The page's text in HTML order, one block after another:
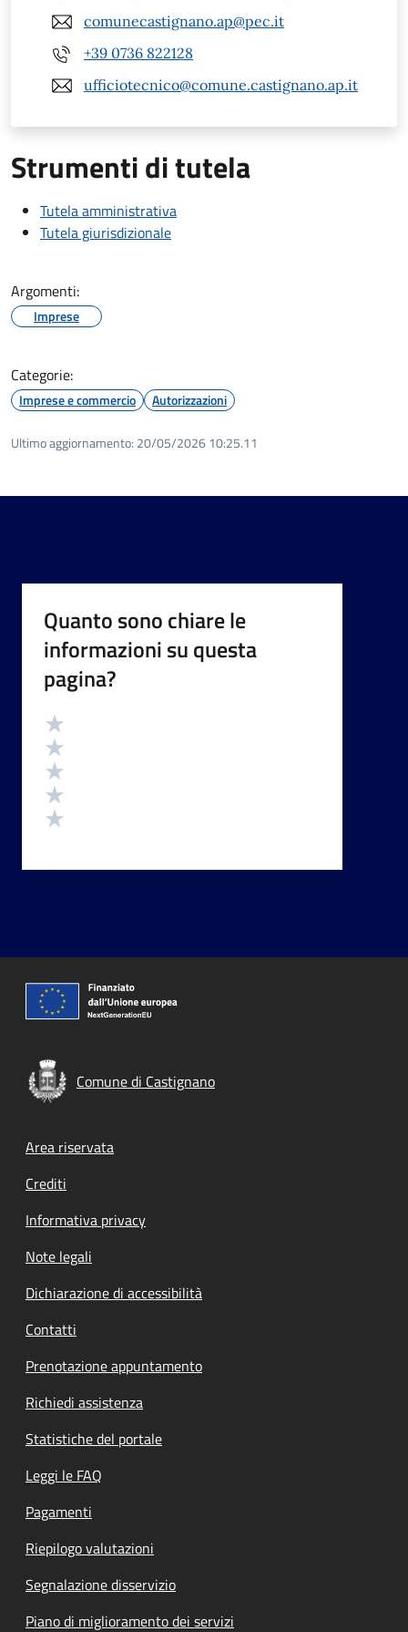
comunecastignano.ap@pec.it
+39 0736 822128
ufficiotecnico@comune.castignano.ap.it
Strumenti di tutela
Tutela amministrativa
Tutela giurisdizionale
Argomenti:
Imprese
Categorie:
Imprese e commercio Autorizzazioni
Ultimo aggiornamento: 20/05/2026 10:25.11
Quanto sono chiare le
informazioni su questa
pagina?
Valutazione
Comune di Castignano
Footer menu
Area riservata
Crediti
Informativa privacy
Note legali
Dichiarazione di accessibilità
Contatti
Prenotazione appuntamento
Richiedi assistenza
Statistiche del portale
Leggi le FAQ
Pagamenti
Riepilogo valutazioni
Segnalazione disservizio
Piano di miglioramento dei servizi